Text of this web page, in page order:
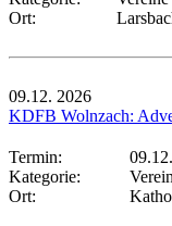
Ort:
09.12. 2026
KDFB Wolnzach:
Termin:
Kategorie:
Ort: